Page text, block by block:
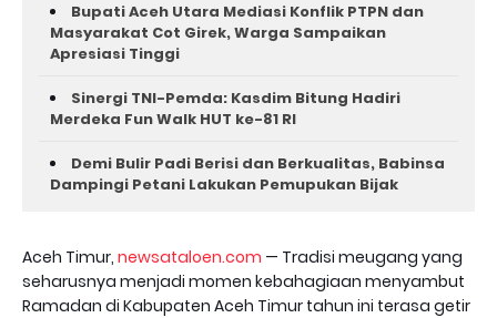
Bupati Aceh Utara Mediasi Konflik PTPN dan
Masyarakat Cot Girek, Warga Sampaikan
Apresiasi Tinggi
Sinergi TNI-Pemda: Kasdim Bitung Hadiri
Merdeka Fun Walk HUT ke-81 RI
Demi Bulir Padi Berisi dan Berkualitas, Babinsa
Dampingi Petani Lakukan Pemupukan Bijak
Aceh Timur, newsataloen.com — Tradisi meugang yang
seharusnya menjadi momen kebahagiaan menyambut
Ramadan di Kabupaten Aceh Timur tahun ini terasa getir